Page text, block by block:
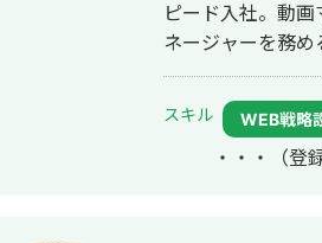
ピード入社。動
ネージャーを務め
後はフリーランス
して活動。現在
スキル WEB戦略
・・・ （登